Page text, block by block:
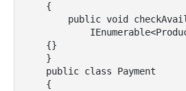
{
{}
}
public class Payment
{